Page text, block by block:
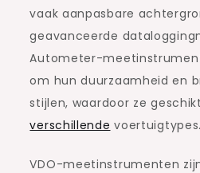
vaak aanpasbare
geavanceerde
Autometer-
om hun duurzaamheid en
stijlen, waardoor ze
verschillende voertuigtypes.
VDO-meetinstrumenten